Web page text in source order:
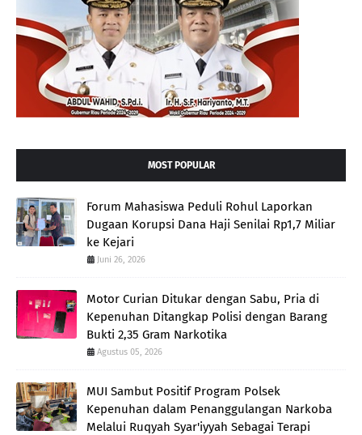
MOST POPULAR
Forum Mahasiswa Peduli Rohul Laporkan
Dugaan Korupsi Dana Haji Senilai Rp1,7 Miliar
ke Kejari
Juni 26, 2026
Motor Curian Ditukar dengan Sabu, Pria di
Kepenuhan Ditangkap Polisi dengan Barang
Bukti 2,35 Gram Narkotika
Agustus 05, 2026
MUI Sambut Positif Program Polsek
Kepenuhan dalam Penanggulangan Narkoba
Melalui Ruqyah Syar'iyyah Sebagai Terapi